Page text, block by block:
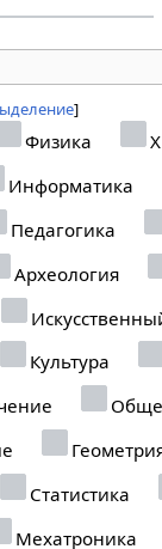
Физика
Информатика
Педагогика
Археология
Культура
Статистика
Мехатроника